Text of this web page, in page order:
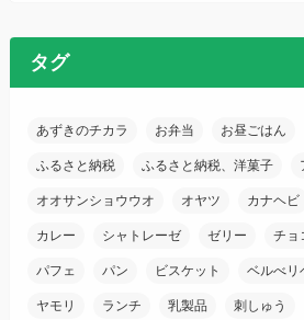
タグ
あずきのチカラ お弁当 お昼ごはん
ふるさと納税 ふるさと納税、洋菓子
オオサンショウウオ オヤツ カナヘビ
カレー シャトレーゼ ゼリー チョ
パフェ パン ビスケット ベルべリ
ヤモリ ランチ 乳製品 刺しゅう